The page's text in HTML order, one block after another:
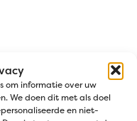
om informatie over uw
We doen dit met als doel
en niet-